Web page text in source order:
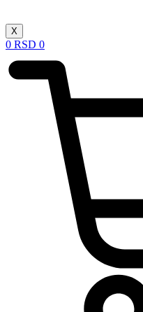
X
0 RSD 0